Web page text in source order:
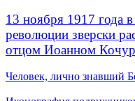
13 ноября 1917 года
революции зверски
отцом Иоанном
Человек, лично знавший